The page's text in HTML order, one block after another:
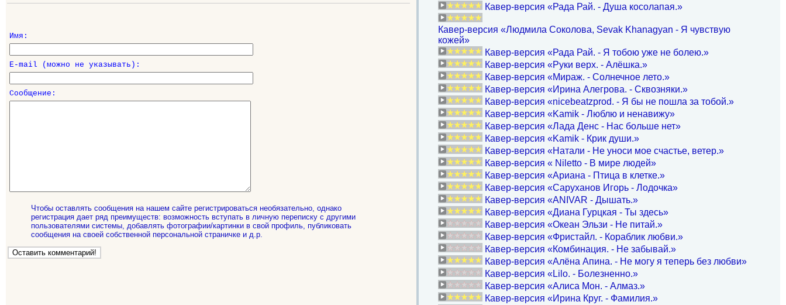
Имя:
E-mail (можно не указывать):
Сообщение:
Чтобы оставлять сообщения на нашем сайте регистрироваться необязательно, однако
регистрация дает ряд преимуществ: возможность вступать в личную переписку с другими
пользователями системы, добавлять фотографии/картинки в свой профиль, публиковать
сообщения на своей собственной персональной страничке и д.р.
Кавер-версия «Рада Рай. - Душа косолапая.»
Кавер-версия «Людмила Соколова, Sevak Khanagyan - Я чувствую
кожей»
Кавер-версия «Рада Рай. - Я тобою уже не болею.»
Кавер-версия «Руки верх. - Алёшка.»
Кавер-версия «Мираж. - Солнечное лето.»
Кавер-версия «Ирина Алегрова. - Сквозняки.»
Кавер-версия «nicebeatzprod. - Я бы не пошла за тобой.»
Кавер-версия «Kamik - Люблю и ненавижу»
Кавер-версия «Лада Денс - Нас больше нет»
Кавер-версия «Kamik - Крик души.»
Кавер-версия «Натали - Не уноси мое счастье, ветер.»
Кавер-версия « Niletto - В мире людей»
Кавер-версия «Ариана - Птица в клетке.»
Кавер-версия «Саруханов Игорь - Лодочка»
Кавер-версия «ANIVAR - Дышать.»
Кавер-версия «Диана Гурцкая - Ты здесь»
Кавер-версия «Океан Эльзи - Не питай.»
Кавер-версия «Фристайл. - Кораблик любви.»
Кавер-версия «Комбинация. - Не забывай.»
Кавер-версия «Алёна Апина. - Не могу я теперь без любви»
Кавер-версия «Lilo. - Болезненно.»
Кавер-версия «Алиса Мон. - Алмаз.»
Кавер-версия «Ирина Круг. - Фамилия.»